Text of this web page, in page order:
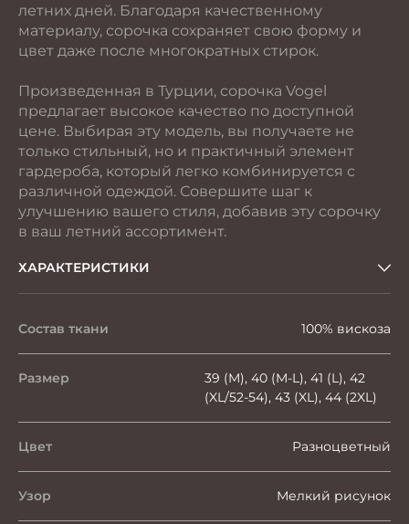
летних дней. Благодаря качественному
материалу, сорочка сохраняет свою форму и
цвет даже после многократных стирок.
Произведенная в Турции, сорочка Vogel
предлагает высокое качество по доступной
цене. Выбирая эту модель, вы получаете не
только стильный, но и практичный элемент
гардероба, который легко комбинируется с
различной одеждой. Совершите шаг к
улучшению вашего стиля, добавив эту сорочку
в ваш летний ассортимент.
ХАРАКТЕРИСТИКИ
Состав ткани 100% вискоза
Размер
39 (M), 40 (M-L), 41 (L), 42
(XL/52-54), 43 (XL), 44 (2XL)
Цвет Разноцветный
Узор Мелкий рисунок